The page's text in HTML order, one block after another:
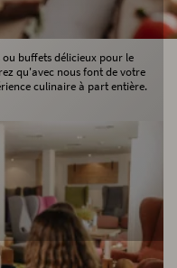
- innovante et
cerveau
ou buffets délicieux pour le
qu'avec nous font de votre
culinaire à part entière.